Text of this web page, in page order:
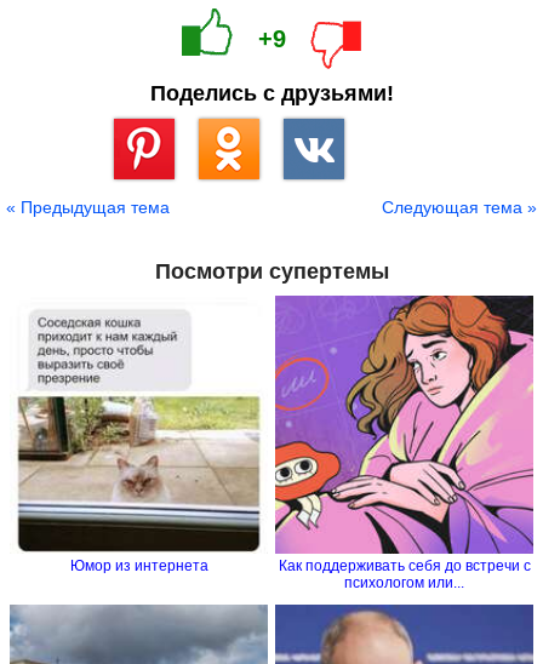
+9
Поделись с друзьями!
« Предыдущая тема Следующая тема »
Посмотри супертемы
Юмор из интернета
Как поддерживать себя до встречи с
психологом или...